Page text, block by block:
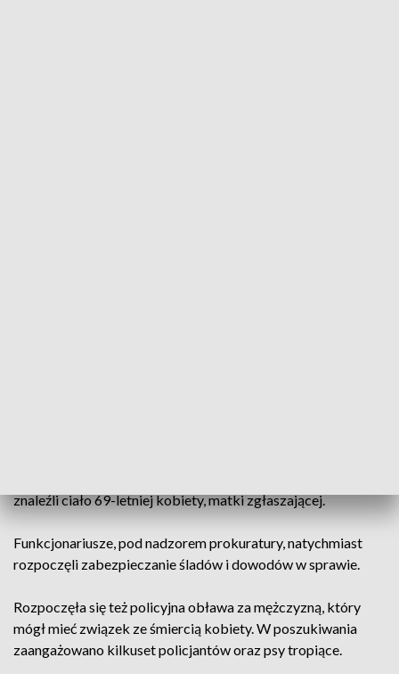
znaleźli ciało 69-letniej kobiety, matki zgłaszającej.
Funkcjonariusze, pod nadzorem prokuratury, natychmiast
rozpoczęli zabezpieczanie śladów i dowodów w sprawie.
Rozpoczęła się też policyjna obława za mężczyzną, który
mógł mieć związek ze śmiercią kobiety. W poszukiwania
zaangażowano kilkuset policjantów oraz psy tropiące.